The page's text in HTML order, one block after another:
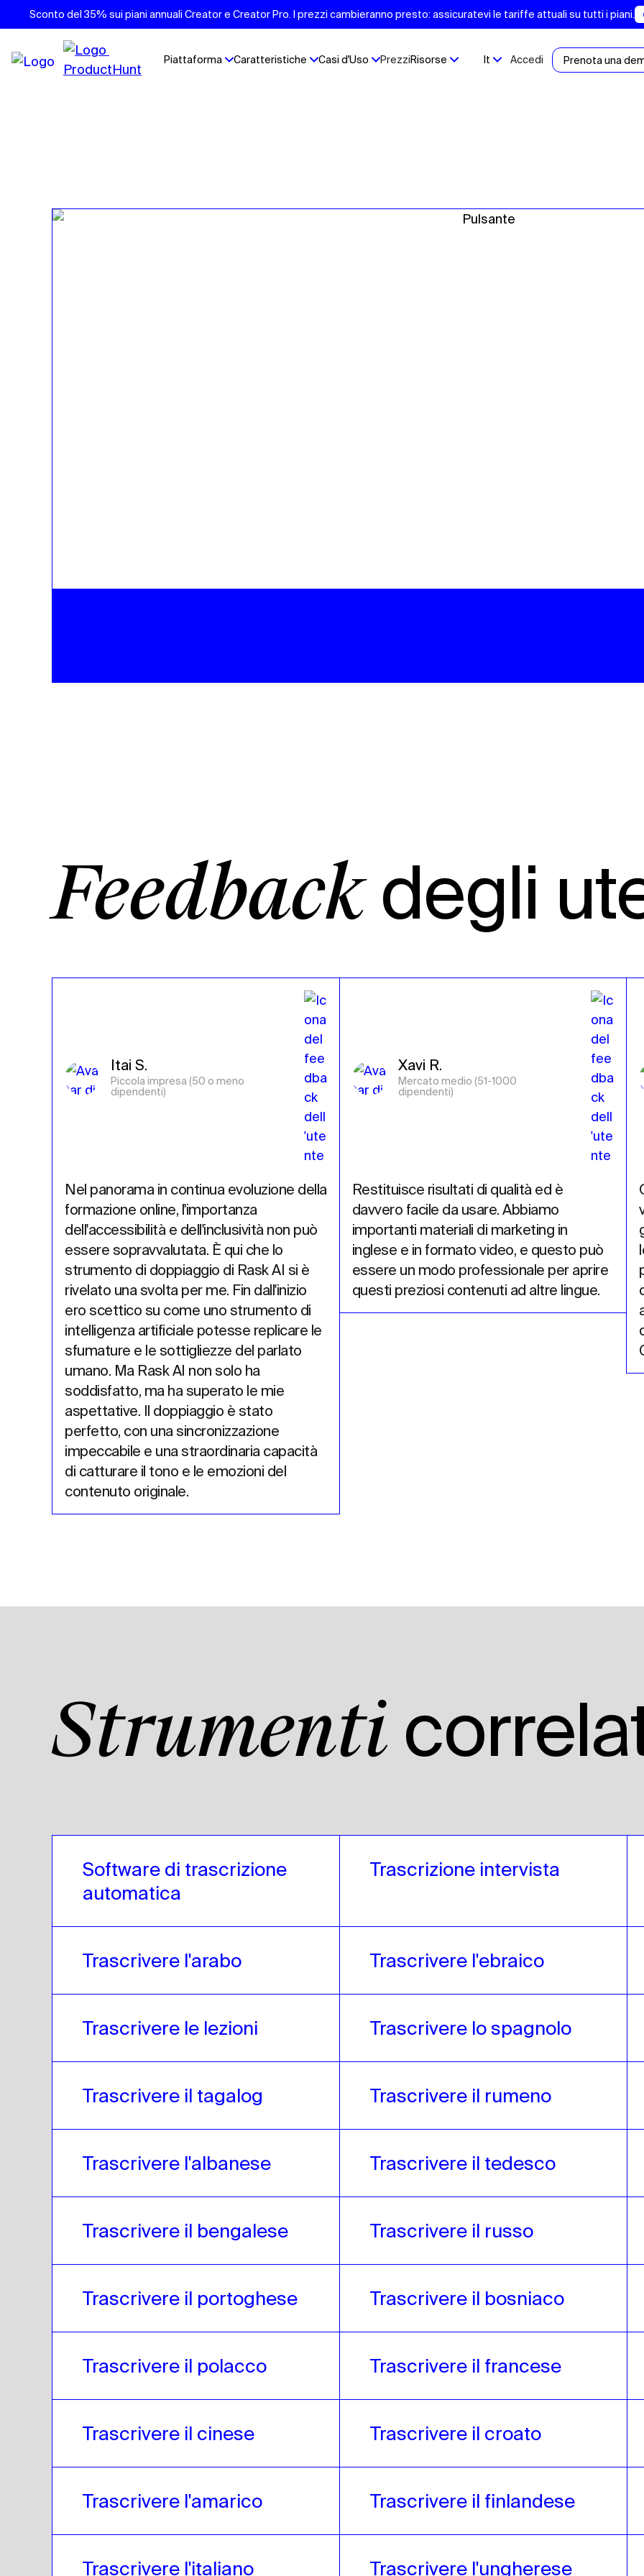
Sconto del 35% sui piani annuali Creator e Creator Pro. I prezzi cambieranno presto: assicuratevi le tariffe attuali su tutti i piani.
Piattaforma Caratteristiche Casi d'Uso PrezziRisorse It Accedi Prenota una
Feedbackdegli
Itai S.
Piccola impresa (50 o meno
dipendenti)
Nel panorama in continua evoluzione della
formazione online, l'importanza
dell'accessibilità e dell'inclusività non può
essere sopravvalutata. È qui che lo
strumento di doppiaggio di Rask AI si è
rivelato una svolta per me. Fin dall'inizio
ero scettico su come uno strumento di
intelligenza artificiale potesse replicare le
sfumature e le sottigliezze del parlato
umano. Ma Rask AI non solo ha
soddisfatto, ma ha superato le mie
aspettative. Il doppiaggio è stato
perfetto, con una sincronizzazione
impeccabile e una straordinaria capacità
di catturare il tono e le emozioni del
contenuto originale.
Xavi R.
Mercato medio (51-1000
dipendenti)
Restituisce risultati di qualità ed è
davvero facile da usare. Abbiamo
importanti materiali di marketing in
inglese e in formato video, e questo può
essere un modo professionale per aprire
questi preziosi contenuti ad altre lingue.
Strumenti
Software di trascrizione
automatica
Trascrizione intervista
Trascrivere l'arabo Trascrivere l'ebraico
Trascrivere le lezioni Trascrivere lo spagnolo
Trascrivere il tagalog Trascrivere il rumeno
Trascrivere l'albanese Trascrivere il tedesco
Trascrivere il bengalese Trascrivere il russo
Trascrivere il portoghese Trascrivere il bosniaco
Trascrivere il polacco Trascrivere il francese
Trascrivere il cinese Trascrivere il croato
Trascrivere l'amarico Trascrivere il finlandese
Trascrivere l'italiano Trascrivere l'ungherese